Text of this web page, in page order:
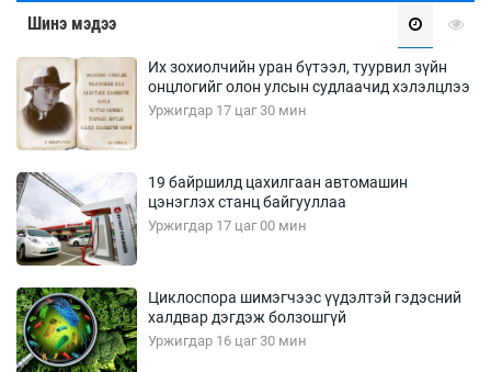
Шинэ мэдээ
Их зохиолчийн уран бүтээл, туурвил зүйн
онцлогийг олон улсын судлаачид хэлэлцлээ
Уржигдар 17 цаг 30 мин
19 байршилд цахилгаан автомашин
цэнэглэх станц байгууллаа
Уржигдар 17 цаг 00 мин
Циклоспора шимэгчээс үүдэлтэй гэдэсний
халдвар дэгдэж болзошгүй
Уржигдар 16 цаг 30 мин